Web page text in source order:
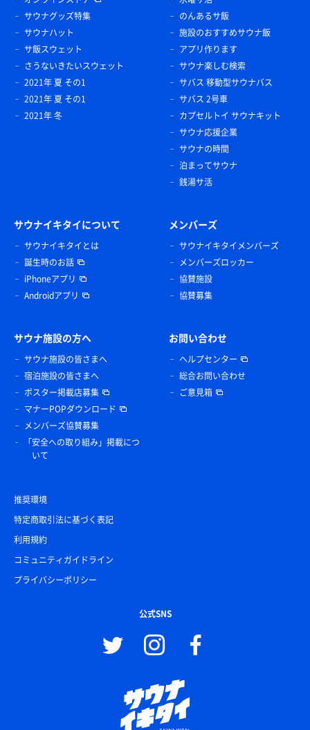
サウナグッズ特集
サウナハット
サ飯スウェット
さうないきたいスウェット
2021年 夏 その1
2021年 夏 その1
2021年 冬
のんあるサ飯
施設のおすすめサウナ飯
アプリ作ります
サウナ楽しむ検索
サバス 移動型サウナバス
サバス 2号車
カプセルトイ サウナキット
サウナ応援企業
サウナの時間
泊まってサウナ
銭湯サ活
サウナイキタイについて
サウナイキタイとは
誕生時のお話
iPhoneアプリ
Androidアプリ
メンバーズ
サウナイキタイメンバーズ
メンバーズロッカー
協賛施設
協賛募集
サウナ施設の方へ
サウナ施設の皆さまへ
宿泊施設の皆さまへ
ポスター掲載店募集
マナーPOPダウンロード
メンバーズ協賛募集
「安全への取り組み」掲載につ
いて
お問い合わせ
ヘルプセンター
総合お問い合わせ
ご意見箱
推奨環境
特定商取引法に基づく表記
利用規約
コミュニティガイドライン
プライバシーポリシー
公式SNS